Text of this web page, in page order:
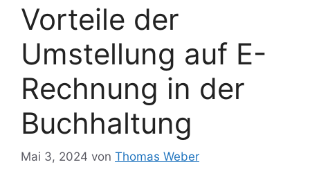
Vorteile der
Umstellung auf E-
Rechnung in der
Buchhaltung
Mai 3, 2024 von Thomas Weber